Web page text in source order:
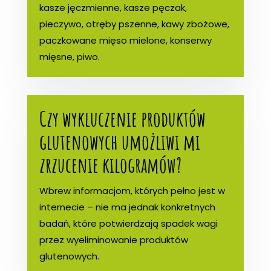
kasze jęczmienne, kasze pęczak,
pieczywo, otręby pszenne, kawy zbożowe,
paczkowane mięso mielone, konserwy
mięsne, piwo.
Czy wykluczenie produktów
glutenowych umożliwi mi
zrzucenie kilogramów?
Wbrew informacjom, których pełno jest w
internecie – nie ma jednak konkretnych
badań, które potwierdzają spadek wagi
przez wyeliminowanie produktów
glutenowych.